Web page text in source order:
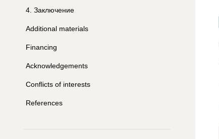
4 Заключение
Additional materials
Financing
Acknowledgements
Conflicts of interests
References